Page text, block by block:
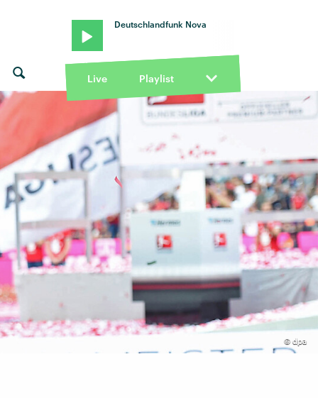
Deutschlandfunk Nova
Live Playlist
© dpa